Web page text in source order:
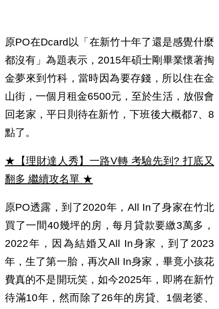
原PO在Dcard以「在新竹十年了還是感覺什麼
都沒有」為題表示，2015年碩士剛畢業懷著掏
金夢來到竹科，當時因為要存錢，所以住在金
山街，一個月租金6500元，至於生活，放假會
回老家，平日則待在新竹，下班後大概都7、8
點了。
★【理財達人秀】一路V轉 考驗先到? 打底又
翻多 繼續攻名單 ★
原PO透露，到了2020年，All In了身家在竹北
買了一間40幾坪的房，每月貸款要繳3萬多，
2022年，因為結婚又All In身家，到了2023
年，生了第一胎，再次All In身家，畢竟小孩花
費真的不是開玩笑，如今2025年，即將在新竹
待滿10年，然而除了26年的房貸、1個老婆、